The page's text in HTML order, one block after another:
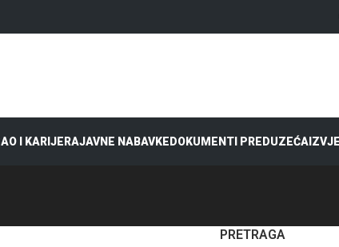
I KARIJERAJAVNE NABAVKEDOKUMENTI PREDUZEĆA
PRETRAGA